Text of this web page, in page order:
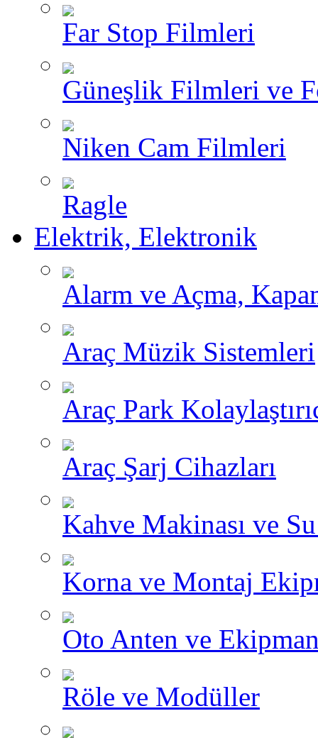
Far Stop Filmleri
Güneşlik Filmleri ve
Niken Cam Filmleri
Ragle
Elektrik, Elektronik
Alarm ve Açma,
Araç Müzik Sistemleri
Araç Park
Araç Şarj Cihazları
Kahve Makinası ve Su
Korna ve Montaj
Oto Anten ve
Röle ve Modüller